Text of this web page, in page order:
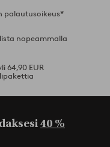
palautusoikeus*
nopeammalla
64,90 EUR
40 %